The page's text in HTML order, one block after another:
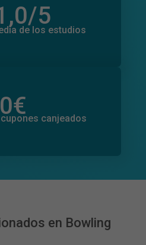
/5
de los estudios
0
de valoraciones
0€ canjeados
0€
de donaciones
en Bowling